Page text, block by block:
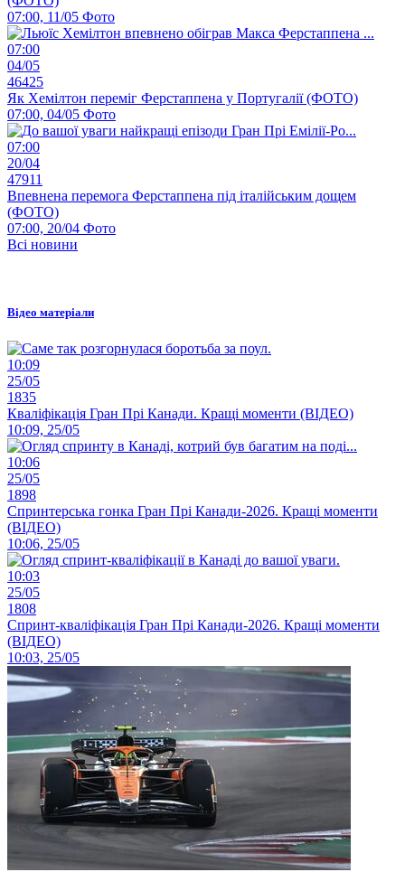
07:00, 11/05 Фото
07:00
04/05
46425
Як Хемілтон переміг Ферстаппена у Португалії (ФОТО)
07:00, 04/05 Фото
07:00
20/04
47911
Впевнена перемога Ферстаппена під італійським дощем
(ФОТО)
07:00, 20/04 Фото
Всі новини
Відео матеріали
10:09
25/05
1835
Кваліфікація Гран Прі Канади. Кращі моменти (ВІДЕО)
10:09, 25/05
10:06
25/05
1898
Спринтерська гонка Гран Прі Канади-2026. Кращі моменти
(ВІДЕО)
10:06, 25/05
10:03
25/05
1808
Спринт-кваліфікація Гран Прі Канади-2026. Кращі моменти
(ВІДЕО)
10:03, 25/05